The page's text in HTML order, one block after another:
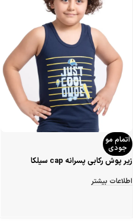
اتمام مو
جودی
زیر پوش رکابی پسرانه cap سیلکا
اطلاعات بیشتر